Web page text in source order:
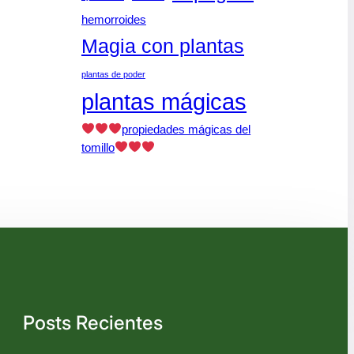
hemorroides
Magia con plantas
plantas de poder
plantas mágicas
propiedades mágicas del
tomillo
Posts Recientes